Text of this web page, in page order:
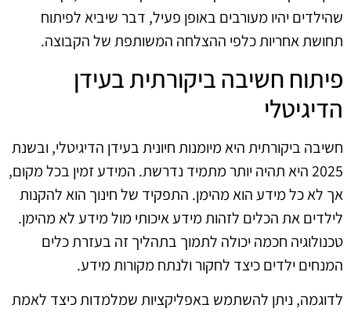
שהילדים יהיו מעורבים באופן פעיל, דבר שיביא לפיתוח
תחושת אחריות כלפי ההצלחה המשותפת של הקבוצה.
פיתוח חשיבה ביקורתית בעידן
הדיגיטלי
חשיבה ביקורתית היא מיומנות חיונית בעידן הדיגיטלי, ובשנת
2025 היא תהיה יותר מתמיד נדרשת. המידע זמין בכל מקום,
אך לא כל מידע הוא מהימן. התפקיד של חינוך הוא להקנות
לילדים את הכלים לזהות מידע איכותי מול מידע לא מהימן.
טכנולוגיה חכמה יכולה לתמוך בתהליך זה בעזרת כלים
המנחים ילדים כיצד לחקור ולנתח מקורות מידע.
לדוגמה, ניתן להשתמש באפליקציות שמלמדות כיצד לאמת